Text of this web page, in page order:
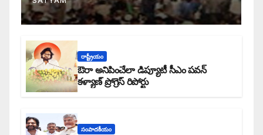
రాష్ట్రీయం
ఔరా అనిపించేలా డిప్యూటీ సీఎం పవన్
కళ్యాణ్ ప్రోగ్రెస్ రిపోర్టు
సంపాదకీయం